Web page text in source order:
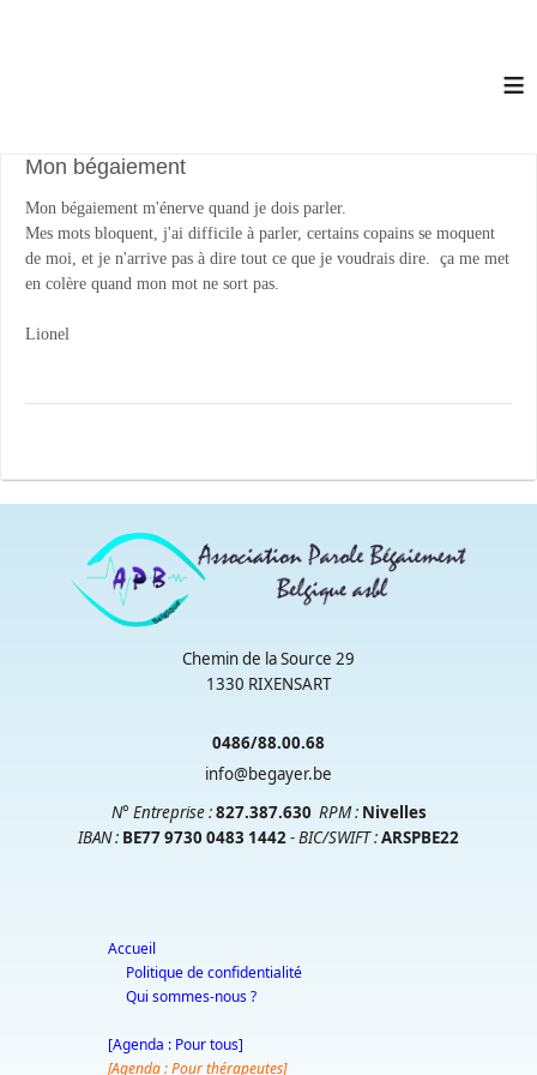
≡
Mon bégaiement
Mon bégaiement m'énerve quand je dois parler.
Mes mots bloquent, j'ai difficile à parler, certains copains se moquent
de moi, et je n'arrive pas à dire tout ce que je voudrais dire. ça me met
en colère quand mon mot ne sort pas.
Lionel
Chemin de la Source 29
1330 RIXENSART
0486/88.00.68
info@begayer.be
N° Entreprise :827.387.630 RPM: Nivelles
IBAN : BE77 9730 0483 1442- BIC/SWIFT :ARSPBE22
Accueil
Politique de confidentialité
Qui sommes-nous ?
[Agenda : Pour tous]
[Agenda : Pour thérapeutes]